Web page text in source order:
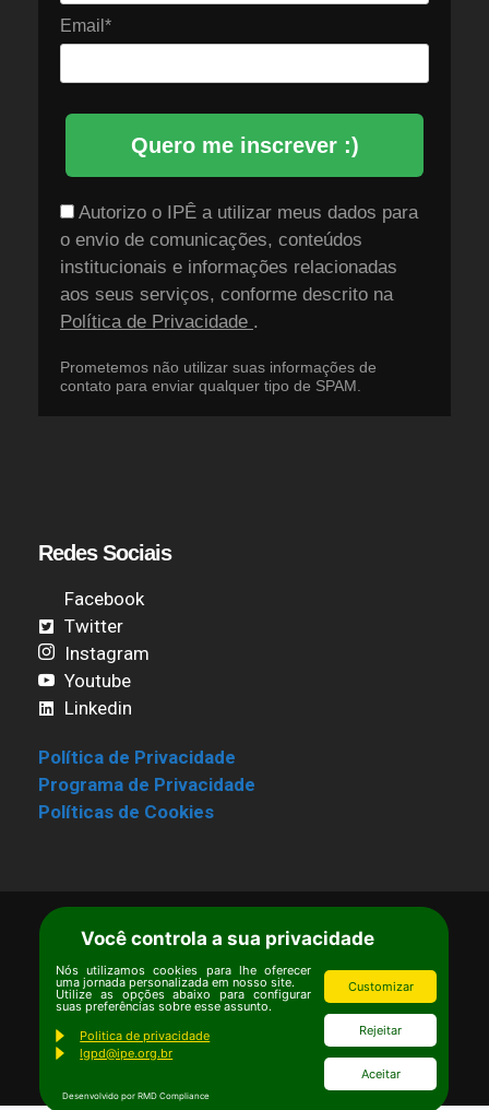
Email*
Quero me inscrever :)
Autorizo o IPÊ a utilizar meus dados para
o envio de comunicações, conteúdos
institucionais e informações relacionadas
aos seus serviços, conforme descrito na
Política de Privacidade .
Prometemos não utilizar suas informações de
contato para enviar qualquer tipo de SPAM.
Redes Sociais
Facebook
Twitter
Instagram
Youtube
Linkedin
Política de Privacidade
Programa de Privacidade
Políticas de Cookies
Termos de Uso |Estatuto
Copyright © Ipê – Instituto de Pesquisas
Ecológicas.
Email:
ipe@ipe.org.br
Você controla a sua privacidade
Nós utilizamos cookies para lhe oferecer
uma jornada personalizada em nosso site.
Utilize as opções abaixo para configurar
suas preferências sobre esse assunto.
Politica de privacidade
lgpd@ipe.org.br
Customizar
Rejeitar
Aceitar
Desenvolvido por RMD Compliance